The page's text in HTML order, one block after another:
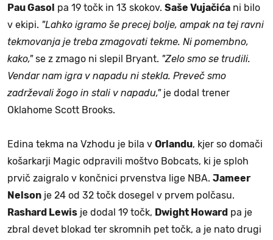
Pau Gasol pa 19 točk in 13 skokov. Saše Vujačića ni bilo
v ekipi. "Lahko igramo še precej bolje, ampak na tej ravni
tekmovanja je treba zmagovati tekme. Ni pomembno,
kako,"se z zmago ni slepil Bryant. "Zelo smo se trudili.
Vendar nam igra v napadu ni stekla. Preveč smo
zadrževali žogo in stali v napadu,"je dodal trener
Oklahome Scott Brooks.
Edina tekma na Vzhodu je bila v Orlandu, kjer so domači
košarkarji Magic odpravili moštvo Bobcats, ki je sploh
prvič zaigralo v končnici prvenstva lige NBA. Jameer
Nelson je 24 od 32 točk dosegel v prvem polčasu.
Rashard Lewis je dodal 19 točk, Dwight Howard pa je
zbral devet blokad ter skromnih pet točk, a je nato drugi